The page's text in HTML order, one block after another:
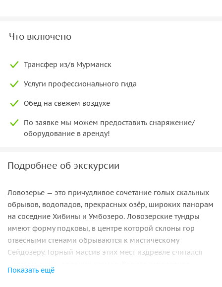
Что включено
Трансфер из/в Мурманск
Услуги профессионального гида
Обед на свежем воздухе
По заявке мы можем предоставить снаряжение/
оборудование в аренду!
Подробнее об экскурсии
Ловозерье — это причудливое сочетание голых скальных
обрывов, водопадов, прекрасных озёр, широких панорам
на соседние Хибины и Умбозеро. Ловозерские тундры
имеют форму подковы, в центре которой склоны гор
отвесными стенами обрываются к мистическому
Сейдозеру. Горный массив этих мест издревле считался
романтика запечатлеется в Ваших сердцах и будет еще
Показать ещё